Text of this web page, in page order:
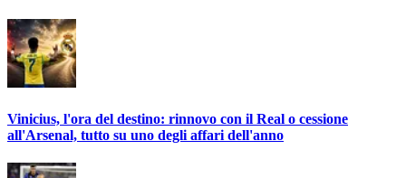
Vinicius, l'ora del destino: rinnovo con il Real o cessione
all'Arsenal, tutto su uno degli affari dell'anno